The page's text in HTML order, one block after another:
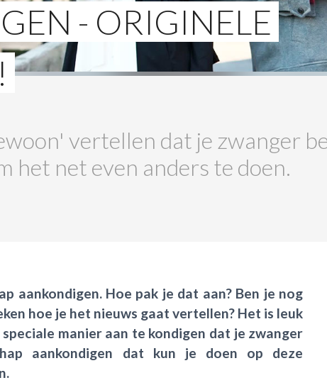
- ORIGINELE
vertellen dat je zwanger
het net even anders te doen.
aankondigen. Hoe pak je dat aan? Ben je nog
hoe je het nieuws gaat vertellen? Het is leuk
speciale manier aan te kondigen dat je zwanger
aankondigen dat kun je doen op deze